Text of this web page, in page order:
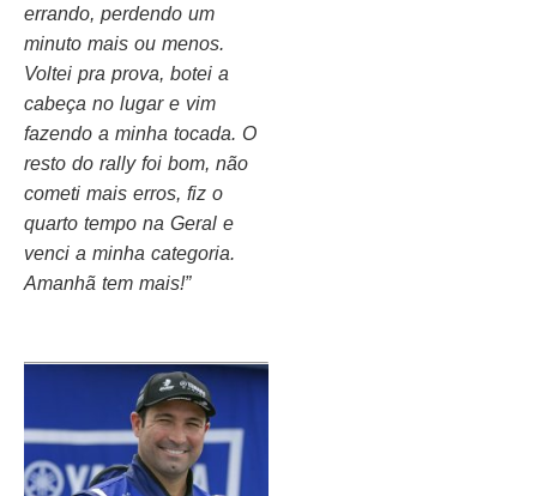
errando, perdendo um
minuto mais ou menos.
Voltei pra prova, botei a
cabeça no lugar e vim
fazendo a minha tocada. O
resto do rally foi bom, não
cometi mais erros, fiz o
quarto tempo na Geral e
venci a minha categoria.
Amanhã tem mais!”